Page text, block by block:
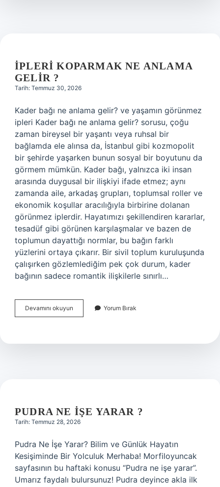
İPLERI KOPARMAK NE ANLAMA
GELIR ?
Tarih: Temmuz 30, 2026
Kader bağı ne anlama gelir? ve yaşamın görünmez
ipleri Kader bağı ne anlama gelir? sorusu, çoğu
zaman bireysel bir yaşantı veya ruhsal bir
bağlamda ele alınsa da, İstanbul gibi kozmopolit
bir şehirde yaşarken bunun sosyal bir boyutunu da
görmem mümkün. Kader bağı, yalnızca iki insan
arasında duygusal bir ilişkiyi ifade etmez; aynı
zamanda aile, arkadaş grupları, toplumsal roller ve
ekonomik koşullar aracılığıyla birbirine dolanan
görünmez iplerdir. Hayatımızı şekillendiren kararlar,
tesadüf gibi görünen karşılaşmalar ve bazen de
toplumun dayattığı normlar, bu bağın farklı
yüzlerini ortaya çıkarır. Bir sivil toplum kuruluşunda
çalışırken gözlemlediğim pek çok durum, kader
bağının sadece romantik ilişkilerle sınırlı…
Devamını okuyun
koparmak
gelir
Yorum Bırak
PUDRA NE IŞE YARAR ?
Tarih: Temmuz 28, 2026
Pudra Ne İşe Yarar? Bilim ve Günlük Hayatın
Kesişiminde Bir Yolculuk Merhaba! Morfiloyuncak
sayfasının bu haftaki konusu “Pudra ne işe yarar”.
Umarız faydalı bulursunuz! Pudra deyince akla ilk